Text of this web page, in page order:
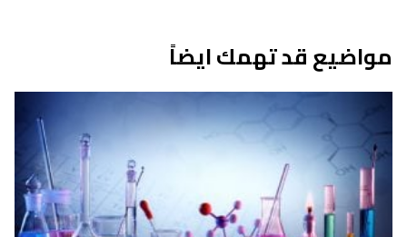
مواضيع قد تهمك ايضاً